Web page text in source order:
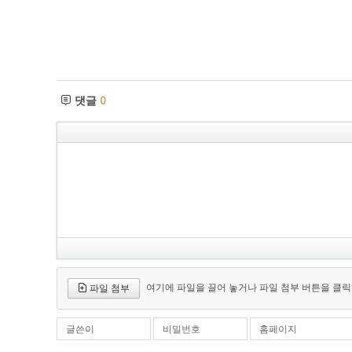
댓글 0
파일 첨부 여기에 파일을 끌어 놓거나 파일 첨부 버튼을 클
글쓴이 비밀번호 홈페이지